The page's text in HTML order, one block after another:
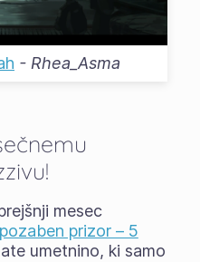
- Rhea_Asma
mesec
prizor – 5
umetnino, ki samo